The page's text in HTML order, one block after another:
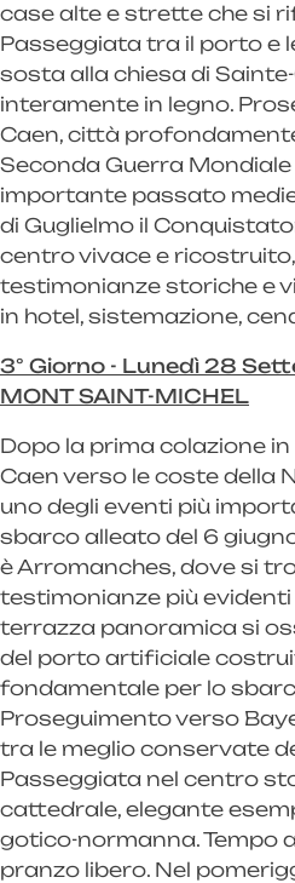
case alte e strette che si
Passeggiata tra il porto e
sosta alla chiesa di
interamente in legno.
Caen, città
Seconda Guerra
importante passato
di Guglielmo il
centro vivace e
testimonianze storiche e
in hotel, sistemazione,
3° Giorno - Lunedì 28
MONT SAINT-MICHEL
Dopo la prima colazione
Caen verso le coste della
uno degli eventi più
sbarco alleato del 6
è Arromanches, dove si
testimonianze più evidenti
terrazza panoramica si
del porto artificiale
fondamentale per lo
Proseguimento verso
tra le meglio conservate
Passeggiata nel centro
cattedrale, elegante
gotico-normanna. Tempo
pranzo libero. Nel